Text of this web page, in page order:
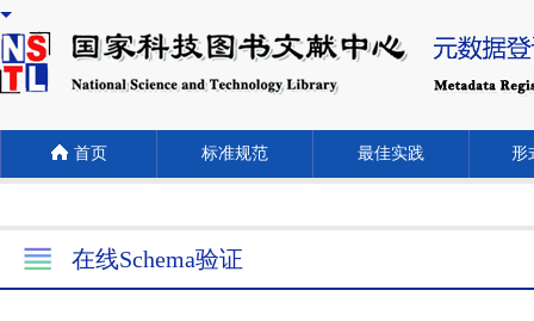
首页 标准规范 最佳实践 形
在线Schema验证